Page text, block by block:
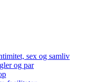
sex og samliv
og par